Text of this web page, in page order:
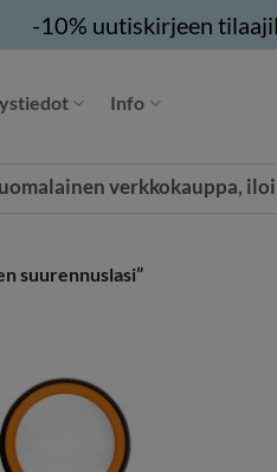
-10% uutiskirjeen
Info
verkkokauppa,
suurennuslasi”